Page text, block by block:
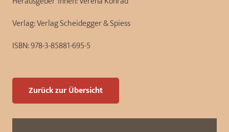
Verlag:Verlag Scheidegger & Spiess
ISBN:978-3-85881-695-5
Zurück zur Übersicht